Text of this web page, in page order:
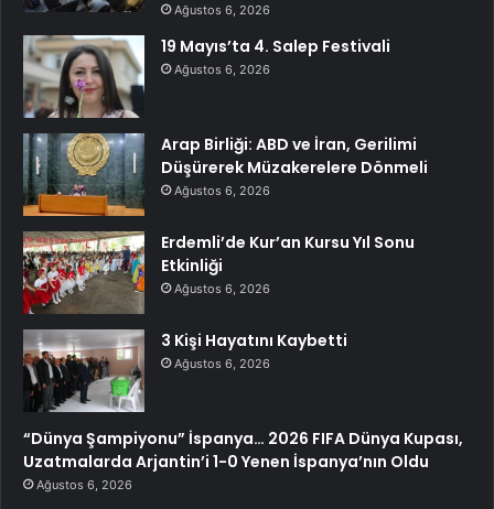
Ağustos 6, 2026
19 Mayıs’ta 4. Salep Festivali
Ağustos 6, 2026
Arap Birliği: ABD ve İran, Gerilimi
Düşürerek Müzakerelere Dönmeli
Ağustos 6, 2026
Erdemli’de Kur’an Kursu Yıl Sonu
Etkinliği
Ağustos 6, 2026
3 Kişi Hayatını Kaybetti
Ağustos 6, 2026
“Dünya Şampiyonu” İspanya… 2026 FIFA Dünya Kupası,
Uzatmalarda Arjantin’i 1-0 Yenen İspanya’nın Oldu
Ağustos 6, 2026